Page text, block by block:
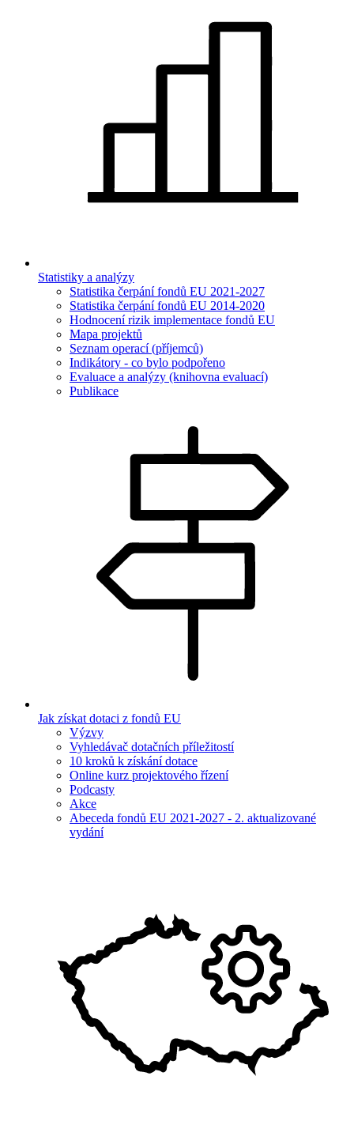
Statistiky a analýzy
Statistika čerpání fondů EU 2021-2027
Statistika čerpání fondů EU 2014-2020
Hodnocení rizik implementace fondů EU
Mapa projektů
Seznam operací (příjemců)
Indikátory - co bylo podpořeno
Evaluace a analýzy (knihovna evaluací)
Publikace
Jak získat dotaci z fondů EU
Výzvy
Vyhledávač dotačních příležitostí
10 kroků k získání dotace
Online kurz projektového řízení
Podcasty
Akce
Abeceda fondů EU 2021-2027 - 2. aktualizované
vydání